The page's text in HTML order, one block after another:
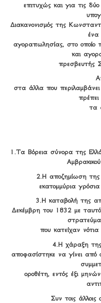
επιτυχώς και για τις
Διακανονισμός της
ένα
αγοραπωλησίας, στο οποίο
και
πρεσβευτής
στα άλλα που περιλαμβάνει
πρέπει
τα
1.Τα Βόρεια σύνορα της
2.Η αποζημίωση της
εκατομμύρια
3.Η καταβολή της
Δεκέμβρη του 1832 με
που κατείχαν
4.Η χάραξη
αποφασίστηκε να γίνει
οροθέτη, εντός έξι
Συν τοις άλλοις